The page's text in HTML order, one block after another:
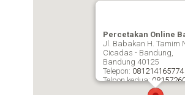
Percetakan Online
Jl. Babakan H. Tamim
Cicadas - Bandung,
Bandung 40125
Telepon: 081214165774
Telpon kedua:
Percetakan Online